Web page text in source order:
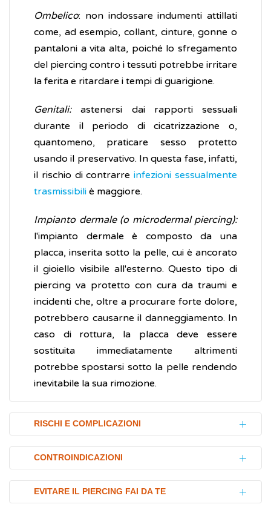
Ombelico: non indossare indumenti attillati
come, ad esempio, collant, cinture, gonne o
pantaloni a vita alta, poiché lo sfregamento
del piercing contro i tessuti potrebbe irritare
la ferita e ritardare i tempi di guarigione.
Genitali:astenersi dai rapporti sessuali
durante il periodo di cicatrizzazione o,
quantomeno, praticare sesso protetto
usando il preservativo. In questa fase, infatti,
il rischio di contrarreinfezioni sessualmente
trasmissibili è maggiore.
Impianto dermale (o microdermal piercing):
l'impianto dermale è composto da una
placca, inserita sotto la pelle, cui è ancorato
il gioiello visibile all'esterno. Questo tipo di
piercing va protetto con cura da traumi e
incidenti che, oltre a procurare forte dolore,
potrebbero causarne il danneggiamento. In
caso di rottura, la placca deve essere
sostituita immediatamente altrimenti
potrebbe spostarsi sotto la pelle rendendo
inevitabile la sua rimozione.
RISCHI E COMPLICAZIONI
Infezioni
possibilità di contrarre un'
CONTROINDICAZIONI
Il piercing è controindicato nelle persone
condiabete(più soggette a infezioni e
EVITARE IL PIERCING FAI DA TE